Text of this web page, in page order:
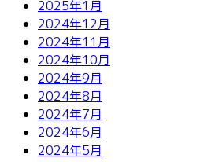
2025年1月
2024年12月
2024年11月
2024年10月
2024年9月
2024年8月
2024年7月
2024年6月
2024年5月